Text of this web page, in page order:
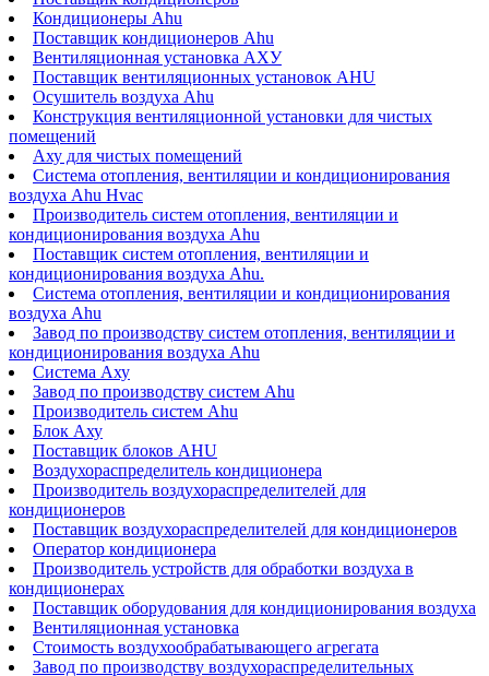
Кондиционеры Ahu
Поставщик кондиционеров Ahu
Вентиляционная установка АХУ
Поставщик вентиляционных установок AHU
Осушитель воздуха Ahu
Конструкция вентиляционной установки для чистых
помещений
Аху для чистых помещений
Система отопления, вентиляции и кондиционирования
воздуха Ahu Hvac
Производитель систем отопления, вентиляции и
кондиционирования воздуха Ahu
Поставщик систем отопления, вентиляции и
кондиционирования воздуха Ahu.
Система отопления, вентиляции и кондиционирования
воздуха Ahu
Завод по производству систем отопления, вентиляции и
кондиционирования воздуха Ahu
Система Аху
Завод по производству систем Ahu
Производитель систем Ahu
Блок Аху
Поставщик блоков AHU
Воздухораспределитель кондиционера
Производитель воздухораспределителей для
кондиционеров
Поставщик воздухораспределителей для кондиционеров
Оператор кондиционера
Производитель устройств для обработки воздуха в
кондиционерах
Поставщик оборудования для кондиционирования воздуха
Вентиляционная установка
Стоимость воздухообрабатывающего агрегата
Завод по производству воздухораспределительных